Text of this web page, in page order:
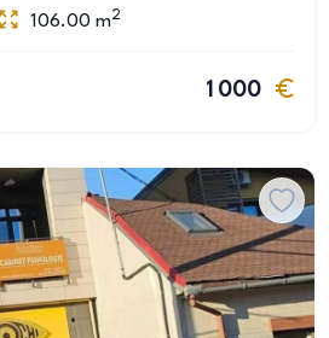
106.00 m2
1 000